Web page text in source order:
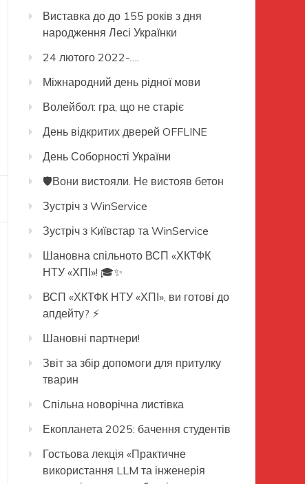
Виставка до до 155 років з дня
народження Лесі Українки
24 лютого 2022-….
Міжнародний день рідної мови
Волейбол: гра, що не старіє
День відкритих дверей OFFLINE
День Соборності України
🛡️Вони вистояли. Не вистояв бетон
Зустріч з WinService
Зустріч з Kиївстар та WinService
Шановна спільното ВСП «ХКТФК
НТУ «ХПІ»! 🎓✨
ВСП «ХКТФК НТУ «ХПІ», ви готові до
апдейту? ⚡️
Шановні партнери!
Звіт за збір допомоги для притулку
тварин
Спільна новорічна листівка
Екопланета 2025: бачення студентів
Гостьова лекція «Практичне
використання LLM та інженерія